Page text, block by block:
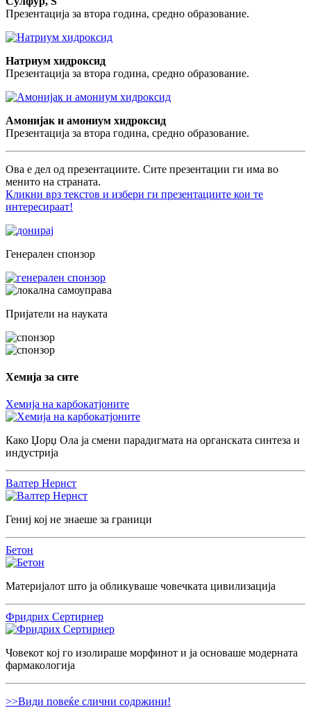
Презентација за втора година, средно образование.
Натриум хидроксид
Презентација за втора година, средно образование.
Амонијак и амониум хидроксид
Презентација за втора година, средно образование.
Ова е дел од презентациите. Сите презентации ги има во
менито на страната.
Кликни врз текстов и избери ги презентациите кои те
интересираат!
Генерален спонзор
Пријатели на науката
Хемија за сите
Хемија на карбокатјоните
Како Џорџ Ола ја смени парадигмата на органската синтеза и
индустрија
Валтер Нернст
Гениј кој не знаеше за граници
Бетон
Материјалот што ја обликуваше човечката цивилизација
Фридрих Сертирнер
Човекот кој го изолираше морфинот и ја основаше модерната
фармакологија
>>Види повеќе слични содржини!